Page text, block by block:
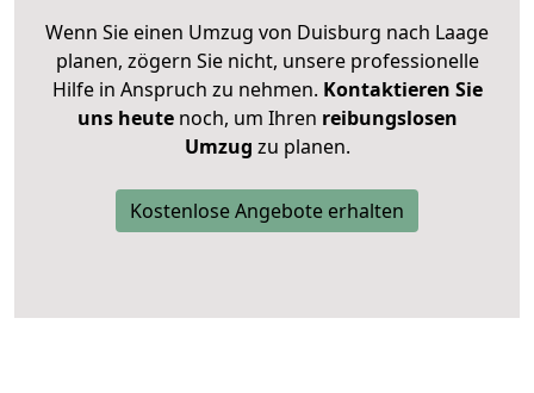
Wenn Sie einen Umzug von Duisburg nach Laage
planen, zögern Sie nicht, unsere professionelle
Hilfe in Anspruch zu nehmen. Kontaktieren Sie
uns heutenoch, um Ihren reibungslosen
Umzug zu planen.
Kostenlose Angebote erhalten